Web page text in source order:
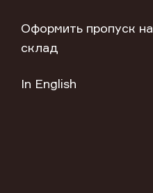
Оформить пропуск на
склад
In English